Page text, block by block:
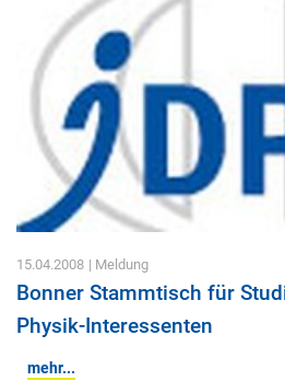
15.04.2008 | Meldung
Bonner Stammtisch für
Physik-Interessenten
mehr...